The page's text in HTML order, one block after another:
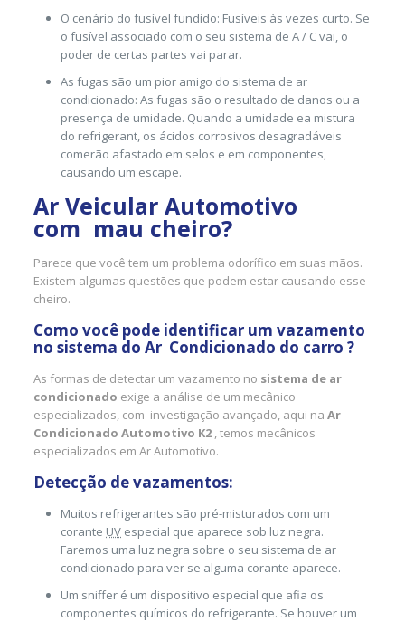
O cenário do fusível fundido: Fusíveis às vezes curto. Se
o fusível associado com o seu sistema de A / C vai, o
poder de certas partes vai parar.
As fugas são um pior amigo do sistema de ar
condicionado: As fugas são o resultado de danos ou a
presença de umidade. Quando a umidade ea mistura
do refrigerant, os ácidos corrosivos desagradáveis
comerão afastado em selos e em componentes,
causando um escape.
Ar Veicular Automotivo
com mau cheiro?
Parece que você tem um problema odorífico em suas mãos.
Existem algumas questões que podem estar causando esse
cheiro.
Como você pode identificar um vazamento
no sistema do Ar Condicionado do carro ?
As formas de detectar um vazamento no sistema de ar
condicionado exige a análise de um mecânico
especializados, com investigação avançado, aqui naAr
Condicionado Automotivo K2, temos mecânicos
especializados em Ar Automotivo.
Detecção de vazamentos:
Muitos refrigerantes são pré-misturados com um
corante UV especial que aparece sob luz negra.
Faremos uma luz negra sobre o seu sistema de ar
condicionado para ver se alguma corante aparece.
Um sniffer é um dispositivo especial que afia os
componentes químicos do refrigerante. Se houver um